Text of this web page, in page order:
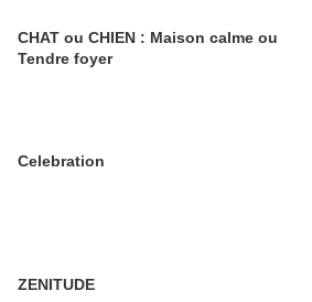
CHAT ou CHIEN : Maison calme ou
Tendre foyer
Celebration
ZENITUDE